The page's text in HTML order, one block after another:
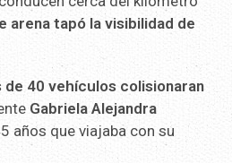
arena tapó la visibilidad de
de 40 vehículos colisionaran
Gabriela Alejandra
años que viajaba con su